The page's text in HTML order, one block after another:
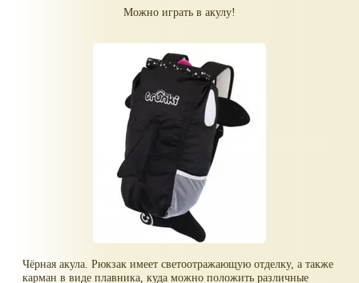
Можно играть в акулу!
Чёрная акула. Рюкзак имеет светоотражающую отделку, а также
карман в виде плавника, куда можно положить различные